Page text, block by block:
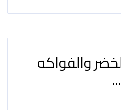
والفواكه